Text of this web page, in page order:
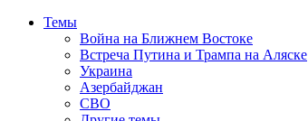
Темы
Война на Ближнем Востоке
Встреча Путина и Трампа на Аляске
Украина
Азербайджан
СВО